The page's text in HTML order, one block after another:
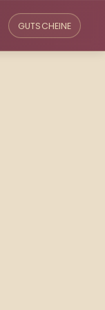
GUTSCHEINE